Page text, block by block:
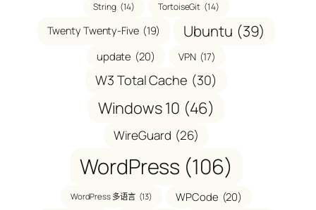
String (14) TortoiseGit (14)
Twenty Twenty-Five (19) Ubuntu (39)
update (20) VPN (17)
W3 Total Cache (30)
Windows 10 (46)
WireGuard (26)
WordPress (106)
WordPress 多语言 (13) WPCode (20)